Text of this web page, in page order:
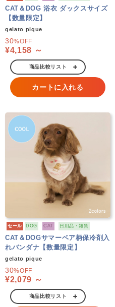
CAT＆DOG 浴衣 ダックスサイズ
【数量限定】
gelato pique
30%OFF
¥4,158 ～
商品比較リスト
カートに入れる
セール DOG CAT 日用品・雑貨
CAT＆DOGサマーベア柄保冷剤入
れバンダナ【数量限定】
gelato pique
30%OFF
¥2,079 ～
商品比較リスト